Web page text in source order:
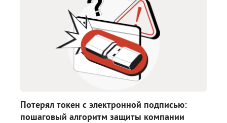
Потерял токен с электронной подписью:
пошаговый алгоритм защиты компании